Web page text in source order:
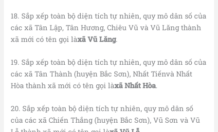
18. Sắp xếp toàn bộ diện tích tự nhiên, quy mô dân số của
các xã Tân Lập, Tân Hương, Chiêu Vũ và Vũ Lăng thành
xã mới có tên gọi làxã Vũ Lăng.
19. Sắp xếp toàn bộ diện tích tự nhiên, quy mô dân số của
các xã Tân Thành (huyện Bắc Sơn), Nhất Tiếnvà Nhất
Hòa thành xã mới có tên gọi làxã Nhất Hòa.
20. Sắp xếp toàn bộ diện tích tự nhiên, quy mô dân số
của các xã Chiến Thắng (huyện Bắc Sơn), Vũ Sơn và Vũ